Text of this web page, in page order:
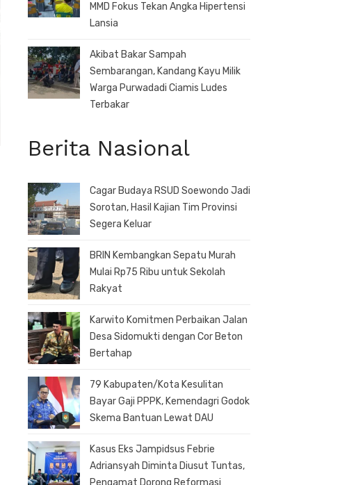
MMD Fokus Tekan Angka Hipertensi
Lansia
Akibat Bakar Sampah
Sembarangan, Kandang Kayu Milik
Warga Purwadadi Ciamis Ludes
Terbakar
Berita Nasional
Cagar Budaya RSUD Soewondo Jadi
Sorotan, Hasil Kajian Tim Provinsi
Segera Keluar
BRIN Kembangkan Sepatu Murah
Mulai Rp75 Ribu untuk Sekolah
Rakyat
Karwito Komitmen Perbaikan Jalan
Desa Sidomukti dengan Cor Beton
Bertahap
79 Kabupaten/Kota Kesulitan
Bayar Gaji PPPK, Kemendagri Godok
Skema Bantuan Lewat DAU
Kasus Eks Jampidsus Febrie
Adriansyah Diminta Diusut Tuntas,
Pengamat Dorong Reformasi